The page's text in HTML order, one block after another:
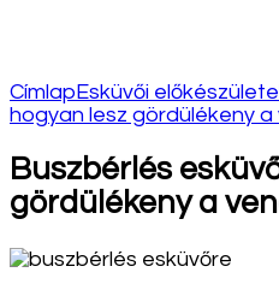
CímlapEsküvői
hogyan lesz gördülékeny
Buszbérlés
gördülékeny a